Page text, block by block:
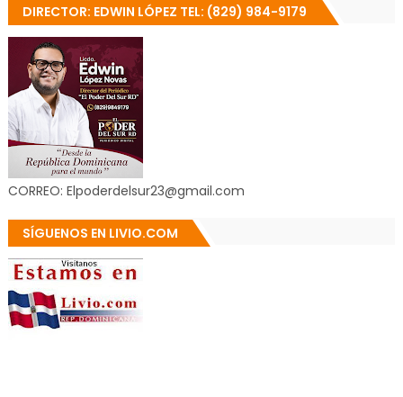
DIRECTOR: EDWIN LÓPEZ TEL: (829) 984-9179
CORREO: Elpoderdelsur23@gmail.com
SÍGUENOS EN LIVIO.COM